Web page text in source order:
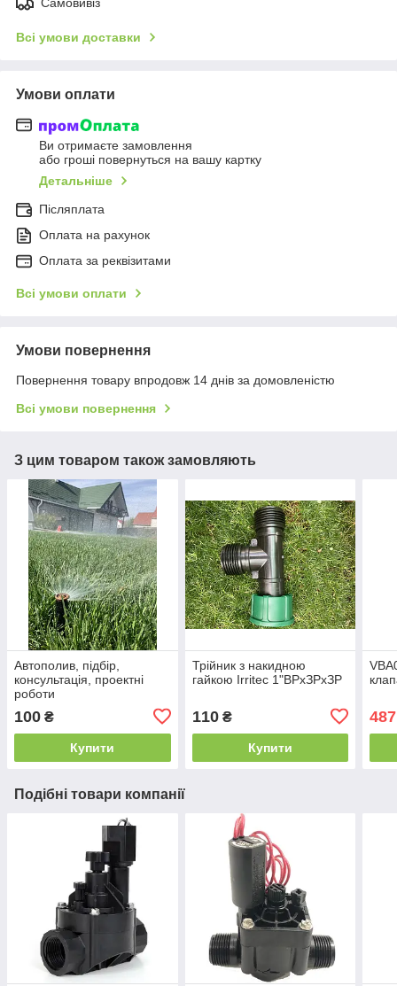
Всі умови доставки
Умови оплати
Ви отримаєте замовлення
або гроші повернуться на вашу картку
Детальніше
Післяплата
Оплата на рахунок
Оплата за реквізитами
Всі умови оплати
Умови повернення
Повернення товару впродовж 14 днів за домовленістю
Всі умови повернення
З цим товаром також замовляють
Автополив, підбір,
консультація, проектні
роботи
100 ₴
Купити
Трійник з накидною
гайкою Irritec 1"ВРхЗРхЗР
110₴
Купити
Подібні товари компанії